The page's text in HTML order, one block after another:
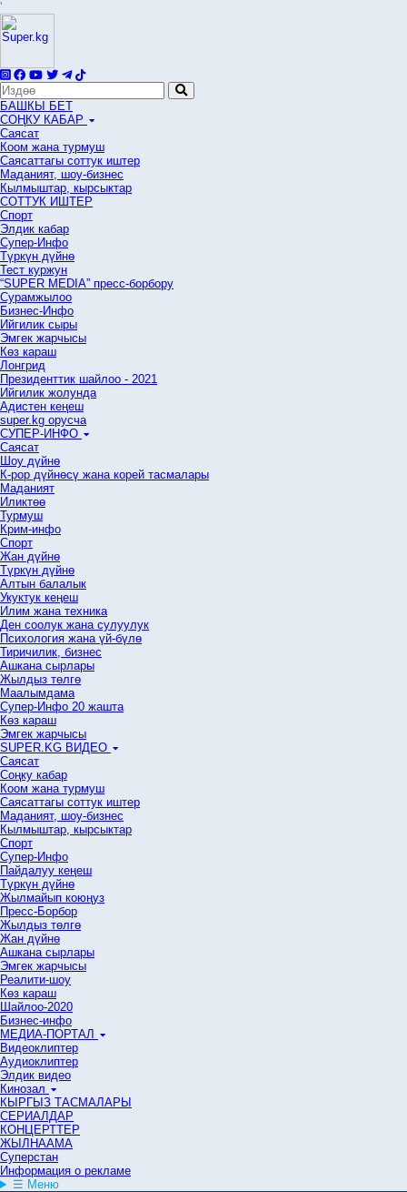
'
БАШКЫ БЕТ
СОҢКУ КАБАР
Саясат
Коом жана турмуш
Саясаттагы соттук иштер
Маданият, шоу-бизнес
Кылмыштар, кырсыктар
СОТТУК ИШТЕР
Спорт
Элдик кабар
Супер-Инфо
Түркүн дүйнө
Тест куржун
“SUPER MEDIA” пресс-борбору
Сурамжылоо
Бизнес-Инфо
Ийгилик сыры
Эмгек жарчысы
Көз караш
Лонгрид
Президенттик шайлоо - 2021
Ийгилик жолунда
Адистен кеңеш
super.kg орусча
СУПЕР-ИНФО
Саясат
Шоу дүйнө
К-рор дүйнөсү жана корей тасмалары
Маданият
Иликтөө
Турмуш
Крим-инфо
Спорт
Жан дүйнө
Түркүн дүйнө
Алтын балалык
Укуктук кеӊеш
Илим жана техника
Ден соолук жана сулуулук
Психология жана үй-бүлө
Тиричилик, бизнес
Ашкана сырлары
Жылдыз төлгө
Маалымдама
Супер-Инфо 20 жашта
Көз караш
Эмгек жарчысы
SUPER.KG ВИДЕО
Саясат
Cоңку кабар
Коом жана турмуш
Саясаттагы соттук иштер
Маданият, шоу-бизнес
Кылмыштар, кырсыктар
Спорт
Супер-Инфо
Пайдалуу кеңеш
Түркүн дүйнө
Жылмайып коюңуз
Пресс-Борбор
Жылдыз төлгө
Жан дүйнө
Ашкана сырлары
Эмгек жарчысы
Реалити-шоу
Көз караш
Шайлоо-2020
Бизнес-инфо
МЕДИА-ПОРТАЛ
Видеоклиптер
Аудиоклиптер
Элдик видео
Кинозал
КЫРГЫЗ ТАСМАЛАРЫ
СЕРИАЛДАР
КОНЦЕРТТЕР
ЖЫЛНААМА
Суперстан
Информация о рекламе
☰ Меню